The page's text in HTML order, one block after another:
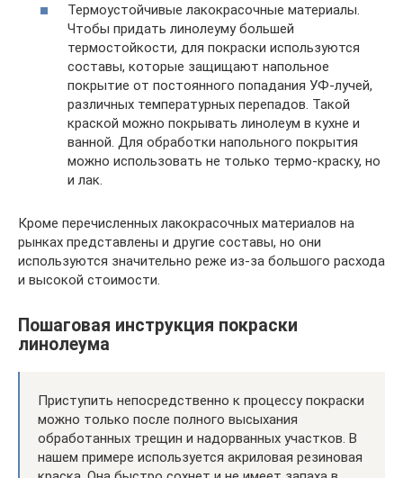
Термоустойчивые лакокрасочные материалы.
Чтобы придать линолеуму большей
термостойкости, для покраски используются
составы, которые защищают напольное
покрытие от постоянного попадания УФ-лучей,
различных температурных перепадов. Такой
краской можно покрывать линолеум в кухне и
ванной. Для обработки напольного покрытия
можно использовать не только термо-краску, но
и лак.
Кроме перечисленных лакокрасочных материалов на
рынках представлены и другие составы, но они
используются значительно реже из-за большого расхода
и высокой стоимости.
Пошаговая инструкция покраски
линолеума
Приступить непосредственно к процессу покраски
можно только после полного высыхания
обработанных трещин и надорванных участков. В
нашем примере используется акриловая резиновая